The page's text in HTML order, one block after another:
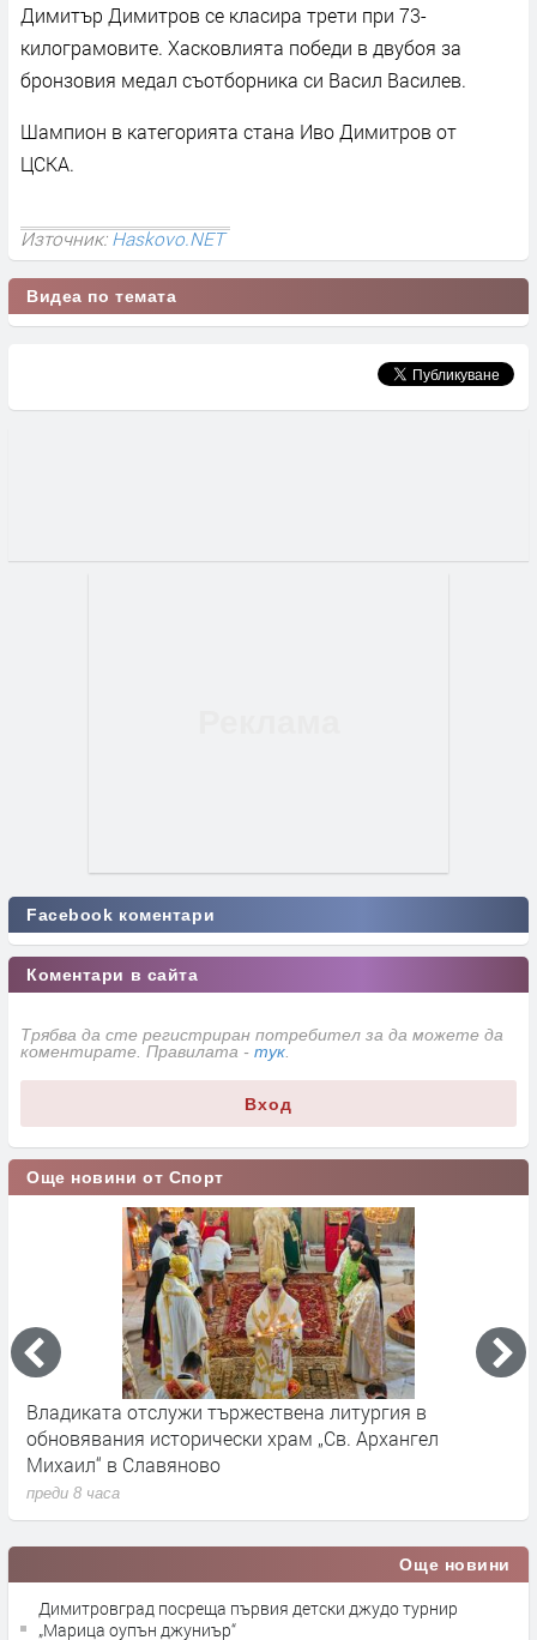
Димитър Димитров се класира трети при 73-
килограмовите. Хасковлията победи в двубоя за
бронзовия медал съотборника си Васил Василев.
Шампион в категорията стана Иво Димитров от
ЦСКА.
Източник:Haskovo.NET
Видеа по темата
Facebook коментари
Коментари в сайта
Трябва да сте регистриран потребител за да можете да
коментирате. Правилата - тук
Вход
Още новини от Спорт
Владиката отслужи тържествена литургия в
обновявания исторически храм „Св. Архангел
Михаил“ в Славяново
преди 8 часа
Още новини
Димитровград посреща първия детски джудо турнир
„Марица оупън джуниър“